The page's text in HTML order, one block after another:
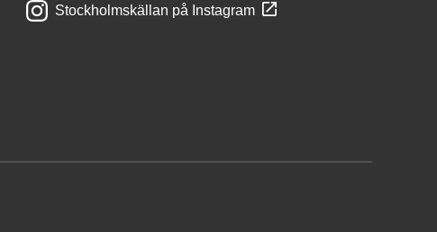
Stockholmskällan på Instagram